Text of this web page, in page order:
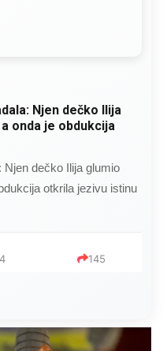
Njen dečko Ilija
onda je obdukcija
Njen dečko Ilija glumio
otkrila jezivu istinu
145